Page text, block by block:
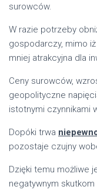
surowców.
W razie potrzeby
gospodarczy, mimo iż
mniej atrakcyjna dla
Ceny surowców,
geopolityczne
istotnymi czynnikami
Dopóki trwa
pozostaje czujny
Dzięki temu możliwe
negatywnym